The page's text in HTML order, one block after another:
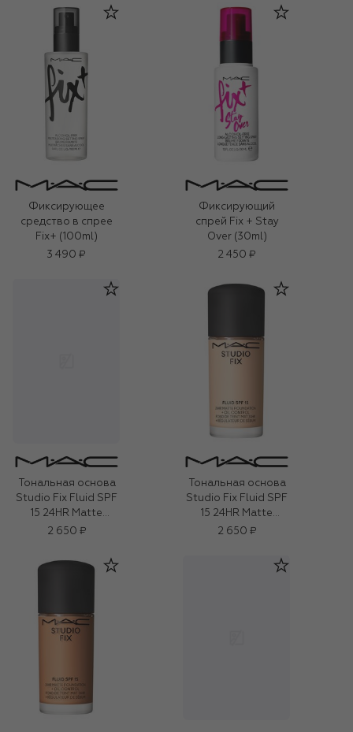
Фиксирующее
средство в спрее
Fix+ (100ml)
3 490 ₽
Фиксирующий
спрей Fix + Stay
Over (30ml)
2 450 ₽
Тональная основа
Studio Fix ​Fluid SPF
15 24HR Matte
Foundation + Oil
2 650 ₽
Тональная основа
Studio Fix Fluid SPF
15 24HR Matte
Foundation + Oil
оттенок NC16 (15ml)
2 650 ₽